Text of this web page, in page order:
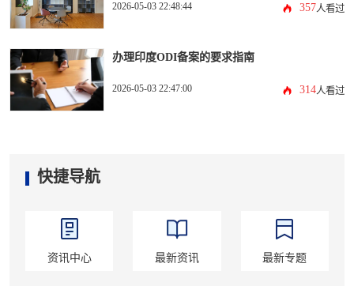
2026-05-03 22:48:44 357人看过
办理印度ODI备案的要求指南
2026-05-03 22:47:00 314人看过
快捷导航
资讯中心 最新资讯 最新专题